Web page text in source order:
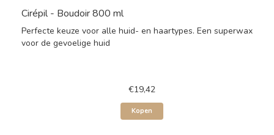
Cirépil - Boudoir 800 ml
Perfecte keuze voor alle huid- en haartypes. Een superwax
voor de gevoelige huid
€19,42
Kopen